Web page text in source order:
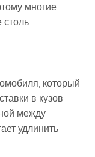
многие
столь
который
в кузов
между
удлинить